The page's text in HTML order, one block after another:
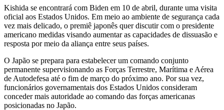
Kishida se encontrará com Biden em 10 de abril, durante uma visita
oficial aos Estados Unidos. Em meio ao ambiente de segurança cada
vez mais delicado, o premiê japonês quer discutir com o presidente
americano medidas visando aumentar as capacidades de dissuasão e
resposta por meio da aliança entre seus países.
O Japão se prepara para estabelecer um comando conjunto
permanente supervisionando as Forças Terrestre, Marítima e Aérea
de Autodefesa até o fim de março do próximo ano. Por sua vez,
funcionários governamentais dos Estados Unidos consideram
conceder mais autoridade ao comando das forças americanas
posicionadas no Japão.